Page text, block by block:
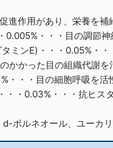
進作用があり、栄養を補
・・・目の調節
ミンE)・・・0.05%・・
かかった目の組織代謝
・・・目の細胞呼吸を活
・・0.03%・・・抗ヒス
ボルネオール、ユーカ